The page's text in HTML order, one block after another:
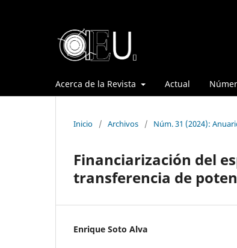
Acerca de la Revista Actual
Inicio / Archivos / Núm. 31 (2024):
Financiarización del
transferencia de
Enrique Soto Alva